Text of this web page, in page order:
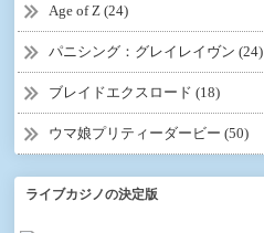
Age of Z (24)
パニシング：グレイレイヴン (24)
ブレイドエクスロード (18)
ウマ娘プリティーダービー (50)
ライブカジノの決定版